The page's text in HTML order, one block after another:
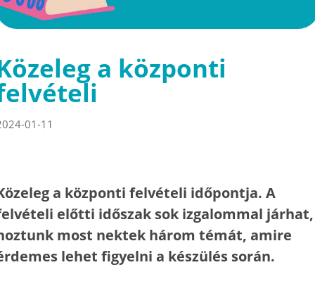
a központi
01-11
a központi felvételi időpontja. A
előtti időszak sok izgalommal járhat,
most nektek három témát, amire
lehet figyelni a készülés során.